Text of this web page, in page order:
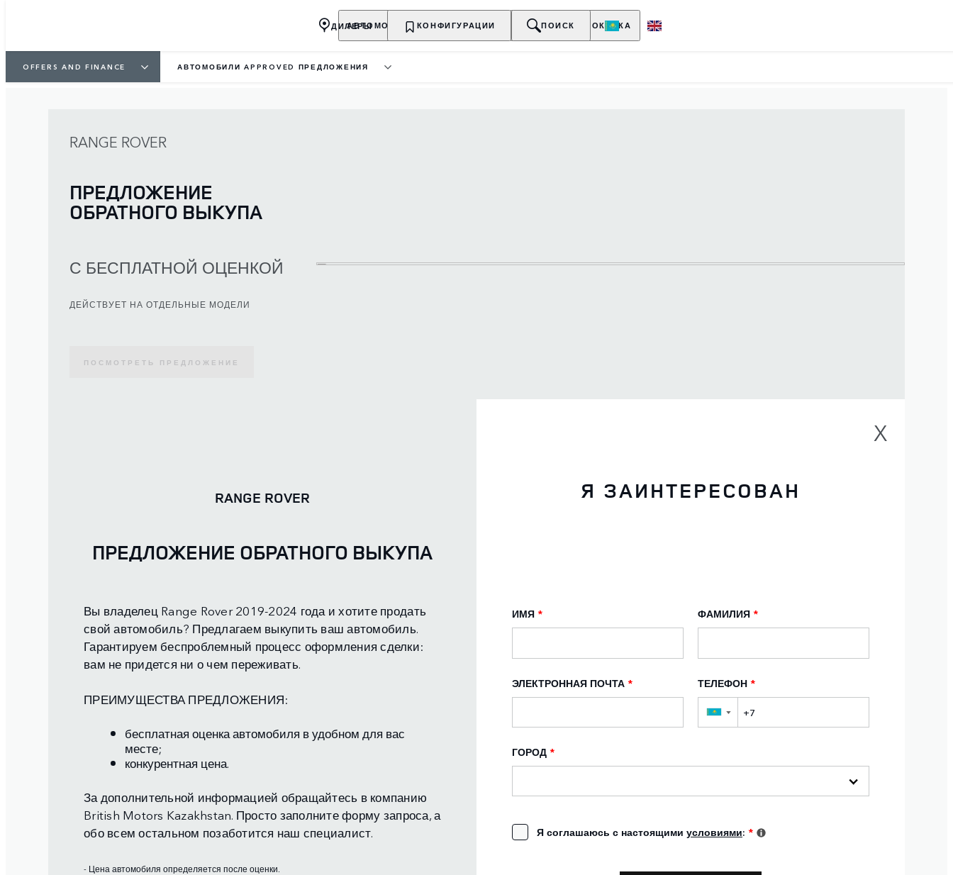
АВТОМОБИЛИ ВЛАДЕЛЬЦАМ О БРЕНДЕ ПОКУПКА
ДИЛЕРЫ КОНФИГУРАЦИИ ПОИСК
OFFERS AND FINANCE АВТОМОБИЛИ APPROVED ПРЕДЛОЖЕНИЯ
RANGE ROVER
ПРЕДЛОЖЕНИЕ
ОБРАТНОГО ВЫКУПА
С БЕСПЛАТНОЙ ОЦЕНКОЙ
ДЕЙСТВУЕТ НА ОТДЕЛЬНЫЕ МОДЕЛИ
ПОСМОТРЕТЬ ПРЕДЛОЖЕНИЕ
X
RANGE ROVER
ПРЕДЛОЖЕНИЕ ОБРАТНОГО ВЫКУПА
Вы владелец Range Rover 2019-2024 года и хотите продать
свой автомобиль? Предлагаем выкупить ваш автомобиль.
Гарантируем беспроблемный процесс оформления сделки:
вам не придется ни о чем переживать.
ПРЕИМУЩЕСТВА ПРЕДЛОЖЕНИЯ:
бесплатная оценка автомобиля в удобном для вас
месте;
конкурентная цена.
За дополнительной информацией обращайтесь в компанию
British Motors Kazakhstan. Просто заполните форму запроса, а
обо всем остальном позаботится наш специалист.
- Цена автомобиля определяется после оценки.
Я ЗАИНТЕРЕСОВАН
ИМЯ * ФАМИЛИЯ *
ЭЛЕКТРОННАЯ ПОЧТА * ТЕЛЕФОН *
▼
ГОРОД *
Я соглашаюсь с настоящими условиями: *